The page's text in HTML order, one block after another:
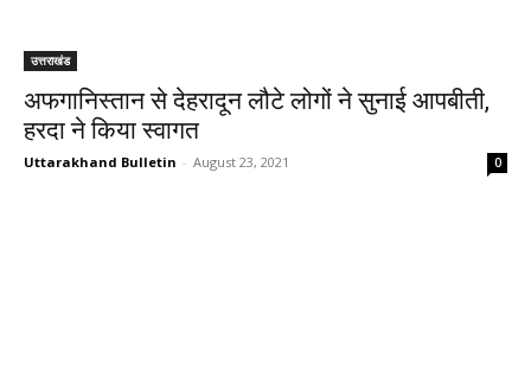
उत्तराखंड
अफगानिस्तान से देहरादून लौटे लोगों ने सुनाई आपबीती,
हरदा ने किया स्वागत
Uttarakhand Bulletin - August 23, 2021 0